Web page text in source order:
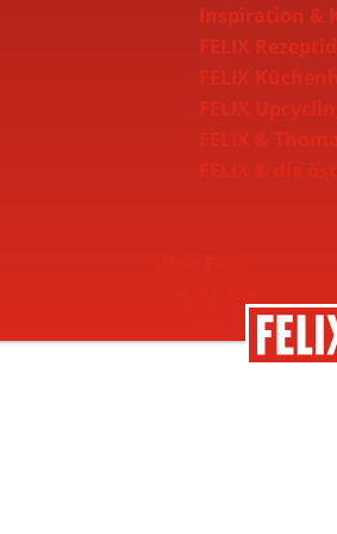
Inspiration &
FELIX
FELIX
FELIX
Nachhaltigkeit